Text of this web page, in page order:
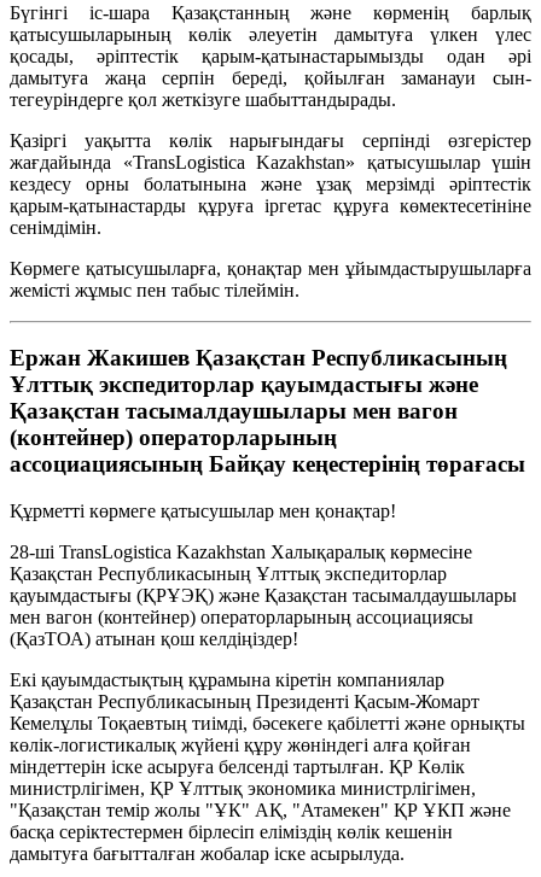
Бүгінгі іс-шара Қазақстанның және көрменің барлық
қатысушыларының көлік әлеуетін дамытуға үлкен үлес
қосады, әріптестік қарым-қатынастарымызды одан әрі
дамытуға жаңа серпін береді, қойылған заманауи сын-
тегеуріндерге қол жеткізуге шабыттандырады.
Қазіргі уақытта көлік нарығындағы серпінді өзгерістер
жағдайында «TransLogistica Kazakhstan» қатысушылар үшін
кездесу орны болатынына және ұзақ мерзімді әріптестік
қарым-қатынастарды құруға іргетас құруға көмектесетініне
сенімдімін.
Көрмеге қатысушыларға, қонақтар мен ұйымдастырушыларға
жемісті жұмыс пен табыс тілеймін.
Ержан Жакишев Қазақстан Республикасының
Ұлттық экспедиторлар қауымдастығы және
Қазақстан тасымалдаушылары мен вагон
(контейнер) операторларының
ассоциациясының Байқау кеңестерінің төрағасы
Құрметті көрмеге қатысушылар мен қонақтар!
28-ші TransLogistica Kazakhstan Халықаралық көрмесіне
Қазақстан Республикасының Ұлттық экспедиторлар
қауымдастығы (ҚРҰЭҚ) және Қазақстан тасымалдаушылары
мен вагон (контейнер) операторларының ассоциациясы
(ҚазТОА) атынан қош келдіңіздер!
Екі қауымдастықтың құрамына кіретін компаниялар
Қазақстан Республикасының Президенті Қасым-Жомарт
Кемелұлы Тоқаевтың тиімді, бәсекеге қабілетті және орнықты
көлік-логистикалық жүйені құру жөніндегі алға қойған
міндеттерін іске асыруға белсенді тартылған. ҚР Көлік
министрлігімен, ҚР Ұлттық экономика министрлігімен,
"Қазақстан темір жолы "ҰК" АҚ, "Атамекен" ҚР ҰКП және
басқа серіктестермен бірлесіп еліміздің көлік кешенін
дамытуға бағытталған жобалар іске асырылуда.